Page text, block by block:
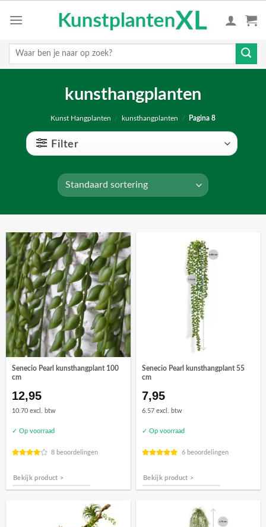
Zoeken
kunsthangplanten
Kunst Hangplanten / kunsthangplanten / Pagina 8
Filter
Senecio Pearl kunsthangplant 100
cm
12,95
10.70 excl. btw
✓ Op voorraad
8 beoordelingen
Bekijk product >
Senecio Pearl kunsthangplant 55
cm
7,95
6.57 excl. btw
✓ Op voorraad
6 beoordelingen
Bekijk product >